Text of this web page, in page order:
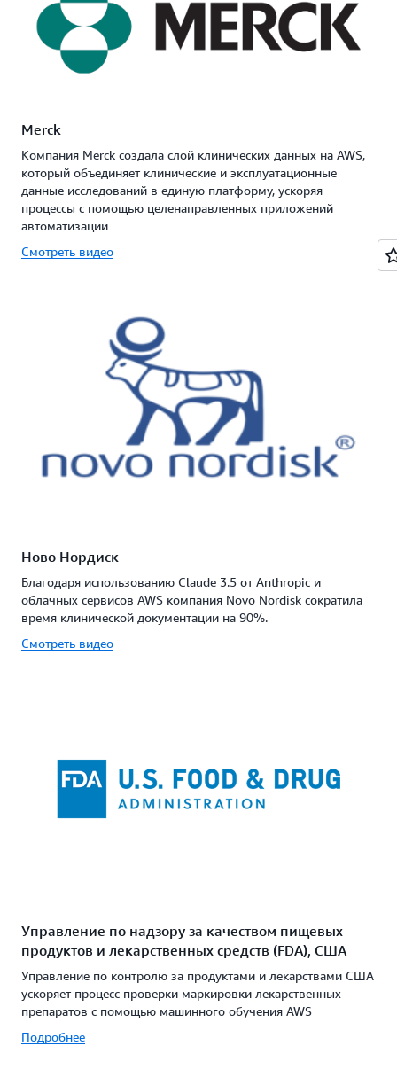
Merck
Компания Merck создала слой клинических данных на AWS,
который объединяет клинические и эксплуатационные
данные исследований в единую платформу, ускоряя
процессы с помощью целенаправленных приложений
автоматизации
Смотреть видео
Ново Нордиск
Благодаря использованию Claude 3.5 от Anthropic и
облачных сервисов AWS компания Novo Nordisk сократила
время клинической документации на 90%.
Смотреть видео
Управление по надзору за качеством пищевых
продуктов и лекарственных средств (FDA), США
Управление по контролю за продуктами и лекарствами США
ускоряет процесс проверки маркировки лекарственных
препаратов с помощью машинного обучения AWS
Подробнее